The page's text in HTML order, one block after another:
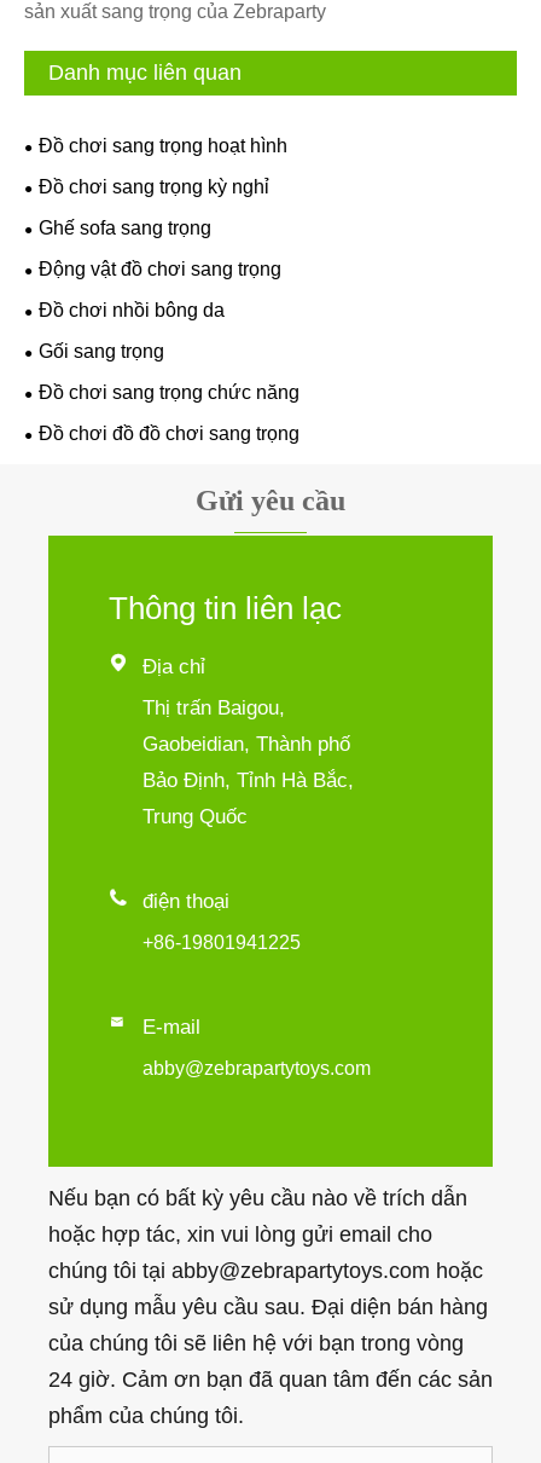
sản xuất sang trọng của Zebraparty
Danh mục liên quan
Đồ chơi sang trọng hoạt hình
Đồ chơi sang trọng kỳ nghỉ
Ghế sofa sang trọng
Động vật đồ chơi sang trọng
Đồ chơi nhồi bông da
Gối sang trọng
Đồ chơi sang trọng chức năng
Đồ chơi đồ đồ chơi sang trọng
Gửi yêu cầu
Thông tin liên lạc

Địa chỉ
Thị trấn Baigou,
Gaobeidian, Thành phố
Bảo Định, Tỉnh Hà Bắc,
Trung Quốc
 điện thoại
+86-19801941225
 E-mail
abby@zebrapartytoys.com
Nếu bạn có bất kỳ yêu cầu nào về trích dẫn
hoặc hợp tác, xin vui lòng gửi email cho
chúng tôi tại abby@zebrapartytoys.com hoặc
sử dụng mẫu yêu cầu sau. Đại diện bán hàng
của chúng tôi sẽ liên hệ với bạn trong vòng
24 giờ. Cảm ơn bạn đã quan tâm đến các sản
phẩm của chúng tôi.